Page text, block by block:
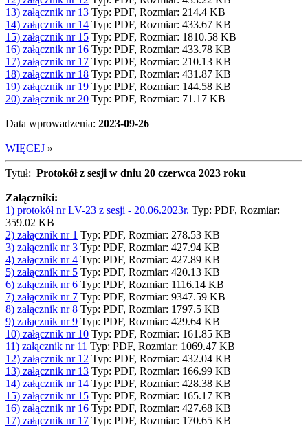
13) załącznik nr 13 Typ: PDF, Rozmiar: 214.4 KB
14) załącznik nr 14 Typ: PDF, Rozmiar: 433.67 KB
15) załącznik nr 15 Typ: PDF, Rozmiar: 1810.58 KB
16) załącznik nr 16 Typ: PDF, Rozmiar: 433.78 KB
17) załącznik nr 17 Typ: PDF, Rozmiar: 210.13 KB
18) załącznik nr 18 Typ: PDF, Rozmiar: 431.87 KB
19) załącznik nr 19 Typ: PDF, Rozmiar: 144.58 KB
20) załącznik nr 20 Typ: PDF, Rozmiar: 71.17 KB
Data wprowadzenia: 2023-09-26
WIĘCEJ »
Tytuł: Protokół z sesji w dniu 20 czerwca 2023 roku
Załączniki:
1) protokół nr LV-23 z sesji - 20.06.2023r. Typ: PDF, Rozmiar:
359.02 KB
2) załącznik nr 1 Typ: PDF, Rozmiar: 278.53 KB
3) załącznik nr 3 Typ: PDF, Rozmiar: 427.94 KB
4) załącznik nr 4 Typ: PDF, Rozmiar: 427.89 KB
5) załącznik nr 5 Typ: PDF, Rozmiar: 420.13 KB
6) załącznik nr 6 Typ: PDF, Rozmiar: 1116.14 KB
7) załącznik nr 7 Typ: PDF, Rozmiar: 9347.59 KB
8) załącznik nr 8 Typ: PDF, Rozmiar: 1797.5 KB
9) załącznik nr 9 Typ: PDF, Rozmiar: 429.64 KB
10) załącznik nr 10 Typ: PDF, Rozmiar: 161.85 KB
11) załącznik nr 11 Typ: PDF, Rozmiar: 1069.47 KB
12) załącznik nr 12 Typ: PDF, Rozmiar: 432.04 KB
13) załącznik nr 13 Typ: PDF, Rozmiar: 166.99 KB
14) załącznik nr 14 Typ: PDF, Rozmiar: 428.38 KB
15) załącznik nr 15 Typ: PDF, Rozmiar: 165.17 KB
16) załącznik nr 16 Typ: PDF, Rozmiar: 427.68 KB
17) załącznik nr 17 Typ: PDF, Rozmiar: 170.65 KB